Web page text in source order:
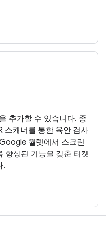
추가할 수 있습니다. 종
스캐너를 통한 육안 검사
월렛에서 스크린
향상된 기능을 갖춘 티켓
.